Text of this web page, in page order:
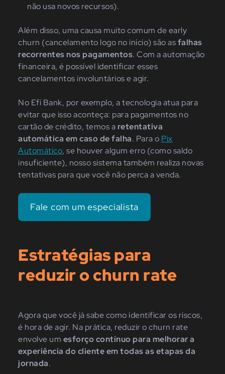
não usa novos recursos).
Além disso, uma causa muito comum de early
churn (cancelamento logo no início) são asfalhas
recorrentes nos pagamentos. Com a automação
financeira, é possível identificar esses
cancelamentos involuntários e agir.
No Efí Bank, por exemplo, a tecnologia atua para
evitar que isso aconteça: para pagamentos no
cartão de crédito, temos a retentativa
automática em caso de falha. Para o Pix
Automático, se houver algum erro (como saldo
insuficiente), nosso sistema também realiza novas
tentativas para que você não perca a venda.
Fale com um especialista
Estratégias para
reduzir o churn rate
Agora que você já sabe como identificar os riscos,
é hora de agir. Na prática, reduzir o churn rate
envolve um esforço contínuo para melhorar a
experiência do cliente em todas as etapas da
jornada.